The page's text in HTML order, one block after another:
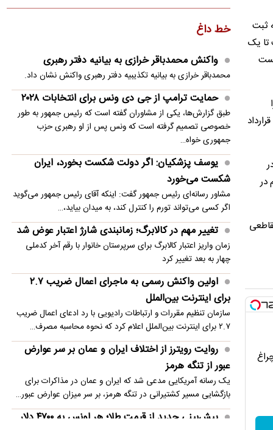
ثبت
تا یک
در
اصفهان
واکنش نظام پرستاری به اعتراضات: هیچ پرستاری
بازداشت یا اخراج نشده است
ربیعی: دلسوزان ایران معتقدند مسیر درست راهبرد
وفاق و ائتلافِ عقلانیت باید ادامه یابد
اولین واکنش رسمی به ماجرای اعمال ضریب ۲.۷
برای اینترنت بین‌الملل
تاریخ امتحانات معوق در استان های جنوبی
خط داغ
واکنش محمدباقر خرازی به بیانیه دفتر رهبری
محمدباقر خرازی به بیانیه تکذیبیه دفتر رهبری واکنش نشان داد.
حمایت ترامپ از جی دی ونس برای انتخابات ۲۰۲۸
طبق گزارش‌ها، یکی از مشاوران گفته است که رئیس جمهور به طور
خصوصی تصمیم گرفته است که ونس پس از او رهبری حزب
جمهوری خواه…
یوسف پزشکیان: اگر دولت شکست بخورد، ایران
شکست می‌خورد
مشاور رسانه‌ای رئیس جمهور گفت: اینکه آقای رئیس جمهور می‌گوید
اگر کسی می‌تواند تورم را کنترل کند، به میدان بیاید،…
تغییر مهم در کالابرگ؛ زمانبندی‌ شارژ اعتبار عوض شد
زمان واریز اعتبار کالابرگ برای سرپرستان خانوار با رقم آخر کدملی
چهار به بعد تغییر کرد
اولین واکنش رسمی به ماجرای اعمال ضریب ۲.۷
برای اینترنت بین‌الملل
سازمان تنظیم مقررات و ارتباطات رادیویی با رد ادعای اعمال ضریب
۲.۷ برای اینترنت بین‌الملل اعلام کرد که نحوه محاسبه مصرف…
روایت رویترز از اختلاف ایران و عمان بر سر عوارض
عبور از تنگه هرمز
یک رسانه آمریکایی مدعی شد که ایران و عمان در مذاکرات برای
بازگشایی مسیر کشتیرانی در تنگه هرمز، بر سر میزان عوارض عبور…
پیش‌بینی جدید از قیمت طلا؛ هر اونس به ۴۷۰۰ دلار